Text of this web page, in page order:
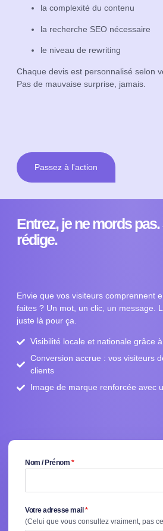
la complexité du contenu
la recherche SEO nécessaire
le niveau de rewriting
Chaque devis est personnalisé selon
Pas de mauvaise surprise, jamais.
Passez à l'action
Nom / Prénom *
Votre adresse mail *
(Celui que vous consultez vraiment, pas
Entrez, je ne mords pas.
rédige.
Envie que vos visiteurs comprennent
faites ? Un mot, un clic, un message.
juste là pour ça.
Visibilité locale et nationale grâce
Conversion accrue : vos visiteurs
clients
Image de marque renforcée avec